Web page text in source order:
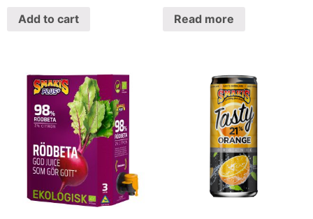
Add to cart Read more